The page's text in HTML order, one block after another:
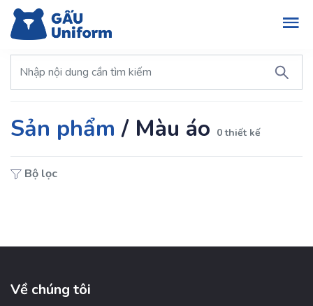
Sản phẩm / Màu áo 0 thiết kế
Bộ lọc
Về chúng tôi